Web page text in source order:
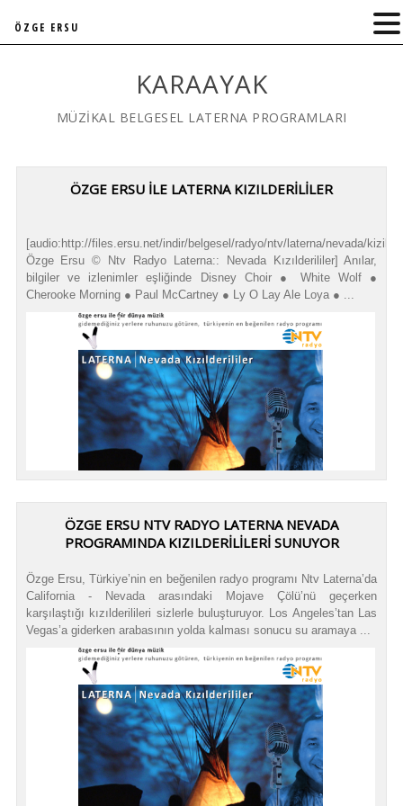
KARAAYAK
MÜZİKAL BELGESEL LATERNA PROGRAMLARI
ÖZGE ERSU İLE LATERNA KIZILDERİLİLER
[audio:http://files.ersu.net/indir/belgesel/radyo/ntv/laterna/nevada/
Özge Ersu © Ntv Radyo Laterna:: Nevada Kızılderililer] Anılar,
bilgiler ve izlenimler eşliğinde Disney Choir ● White Wolf ●
Cherooke Morning ● Paul McCartney ● Ly O Lay Ale Loya ● ...
ÖZGE ERSU NTV RADYO LATERNA NEVADA
PROGRAMINDA KIZILDERİLİLERİ SUNUYOR
Özge Ersu, Türkiye’nin en beğenilen radyo programı Ntv Laterna’da
California - Nevada arasındaki Mojave Çölü’nü geçerken
karşılaştığı kızılderilileri sizlerle buluşturuyor. Los Angeles’tan Las
Vegas’a giderken arabasının yolda kalması sonucu su aramaya ...
ÖZGE ERSU